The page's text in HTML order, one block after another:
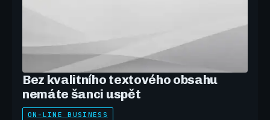
Bez kvalitního textového obsahu
nemáte šanci uspět
ON-LINE BUSINESS